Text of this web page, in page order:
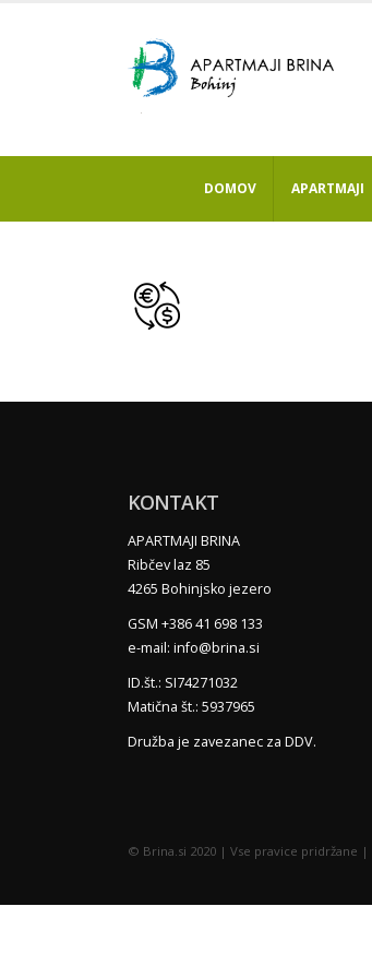
DOMOV APARTMAJI
KONTAKT
APARTMAJI BRINA
Ribčev laz 85
4265 Bohinjsko jezero
GSM +386 41 698 133
e-mail: info@brina.si
ID.št.: SI74271032
Matična št.: 5937965
Družba je zavezanec za DDV.
© Brina.si 2020 | Vse pravice pridržane |